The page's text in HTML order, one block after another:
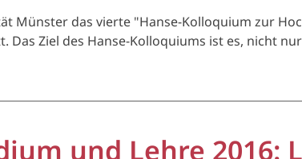
Münster das vierte "Hanse-Kolloquium zur
Das Ziel des Hanse-Kolloquiums ist es, nicht
und Lehre 2016: